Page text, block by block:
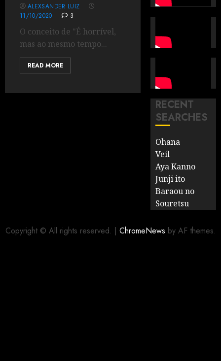
ALEXSANDER LUIZ
11/10/2020
3
O conceito de "É horrível,
mas ao mesmo tempo...
READ MORE
RECENT
SEARCHES
Ohana
Veil
Aya Kanno
Junji ito
Baraou no
Souretsu
Copyright © All rights reserved. | ChromeNews by AF themes.